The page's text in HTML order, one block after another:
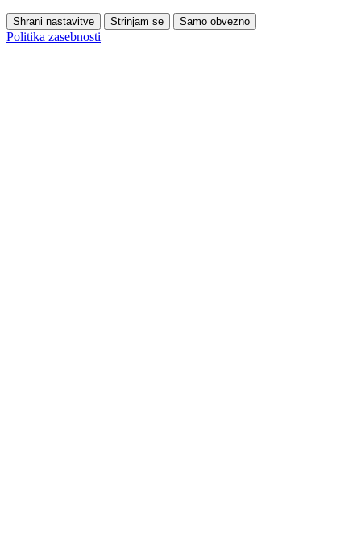
Shrani nastavitve Strinjam se Samo obvezno
Politika zasebnosti